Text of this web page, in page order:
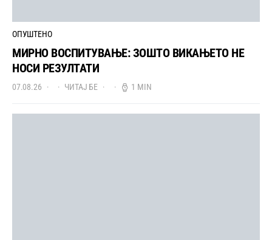
ОПУШТЕНО
МИРНО ВОСПИТУВАЊЕ: ЗОШТО ВИКАЊЕТО НЕ
НОСИ РЕЗУЛТАТИ
07.08.26 ЧИТАЈ БЕ 1 MIN